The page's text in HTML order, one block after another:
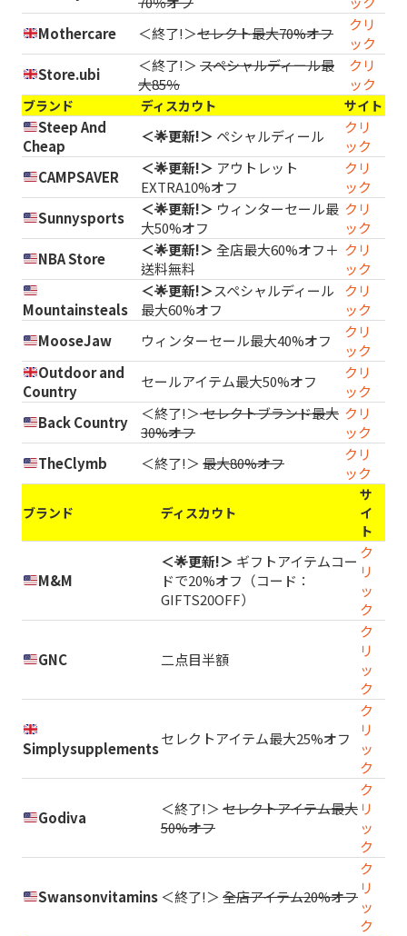
Mothercare
＜終了!＞セレクト最大70%オフ
クリ
ック
Store.ubi
＜終了!＞スペシャルディール最
大85％
クリ
ック
ブランド ディスカウト サイト
Steep And
Cheap
＜🌟更新!＞ ペシャルディール
クリ
ック
CAMPSAVER
＜🌟更新!＞ アウトレット
EXTRA10%オフ
クリ
ック
Sunnysports
＜🌟更新!＞ ウィンターセール最
大50%オフ
クリ
ック
NBA Store
＜🌟更新!＞全店最大60%オフ＋
送料無料
クリ
ック
Mountainsteals
＜🌟更新!＞スペシャルディール
最大60%オフ
クリ
ック
MooseJaw
ウィンターセール最大40%オフ
クリ
ック
Outdoor and
Country
セールアイテム最大50%オフ
クリ
ック
Back Country
＜終了!＞セレクトブランド最大
30%オフ
クリ
ック
TheClymb
＜終了!＞最大80%オフ
クリ
ック
ブランド ディスカウト
サ
イ
ト
M&M
＜🌟更新!＞ ギフトアイテムコー
ドで20%オフ（コード：
GIFTS20OFF）
ク
リ
ッ
ク
GNC 二点目半額
ク
リ
ッ
ク
Simplysupplements
セレクトアイテム最大25%オフ
ク
リ
ッ
ク
Godiva ＜終了!＞セレクトアイテム最大
50%オフ
ク
リ
ッ
ク
Swansonvitamins＜終了!＞全店アイテム20%オフ
ク
リ
ッ
ク